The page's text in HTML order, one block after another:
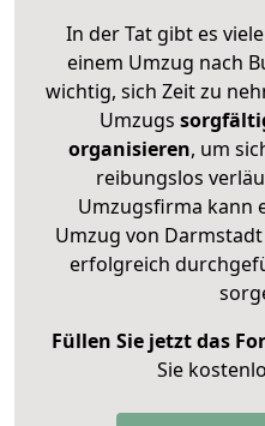
In der Tat gibt es
einem Umzug nach
wichtig, sich Zeit zu
Umzugs
organisieren, um
reibungslos
Umzugsfirma kann
Umzug von
erfolgreich
Füllen Sie jetzt das
Sie